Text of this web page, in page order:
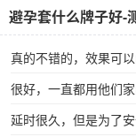
避孕套什么牌子好-
真的不错的，效果可
很好，一直都用他们家
延时很久，但是为了